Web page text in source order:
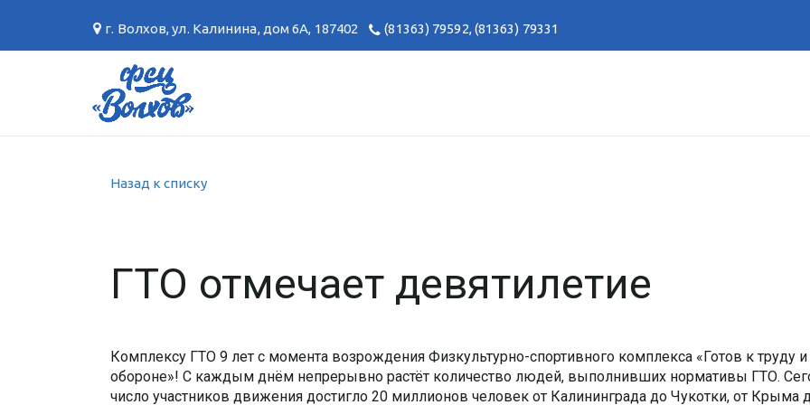
г. Волхов,ул. Калинина, дом 6А, 187402 (81363) 79592,(81363) 79331
Назад к списку
ГТО отмечает девятилетие
Комплексу ГТО 9 лет с момента возрождения Физкультурно-спортивного комплекса «Готов к труду и
обороне»! С каждым днём непрерывно растёт количество людей, выполнивших нормативы ГТО.
число участников движения достигло 20 миллионов человек от Калининграда до Чукотки, от Крыма